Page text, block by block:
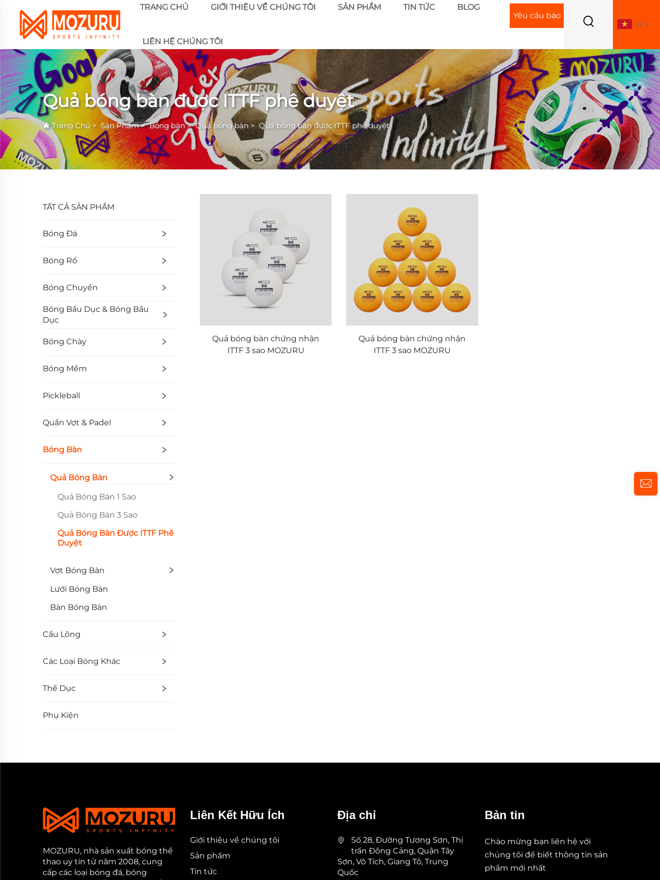
TRANG CHỦ GIỚI THIỆU VỀ CHÚNG TÔI SẢN PHẨM TIN TỨC BLOG
LIÊN HỆ CHÚNG TÔI
Yêu cầu báo
VI
Quả bóng bàn được ITTF phê duyệt
Trang Chủ> Sản Phẩm>Bóng bàn>Quả bóng bàn>Quả bóng bàn được ITTF phê duyệt
TẤT CẢ SẢN PHẨM
Bóng Đá
Bóng Rổ
Bóng Chuyền
Bóng Bầu Dục & Bóng Bầu
Dục
Bóng Chày
Bóng Mềm
Pickleball
Quần Vợt & Padel
Bóng Bàn
Quả Bóng Bàn
Quả Bóng Bàn 1 Sao
Quả Bóng Bàn 3 Sao
Quả Bóng Bàn Được ITTF Phê
Duyệt
Vợt Bóng Bàn
Lưới Bóng Bàn
Bàn Bóng Bàn
Cầu Lông
Các Loại Bóng Khác
Thể Dục
Phụ Kiện
Quả bóng bàn chứng nhận
ITTF 3 sao MOZURU
Quả bóng bàn chứng nhận
ITTF 3 sao MOZURU
MOZURU, nhà sản xuất bóng thể
thao uy tín từ năm 2008, cung
cấp các loại bóng đá, bóng
Liên Kết Hữu Ích
Giới thiệu về chúng tôi
Sản phẩm
Tin tức
Địa chỉ
Số 28, Đường Tương Sơn, Thị
trấn Đông Cảng, Quận Tây
Sơn, Vô Tích, Giang Tô, Trung
Quốc
Bản tin
Chào mừng bạn liên hệ với
chúng tôi để biết thông tin sản
phẩm mới nhất